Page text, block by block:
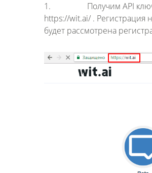
1. Получим API ключ от
https://wit.ai/ . Регистрация
будет рассмотрена